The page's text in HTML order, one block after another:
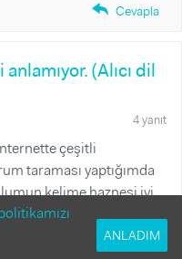
reply_fill Cevapla
(Alıcı dil
4 yanıt
çeşitli
taraması yaptığımda
kelime haznesi iyi.
...devamı
ANLADIM
Yanıtlanmış Sorular